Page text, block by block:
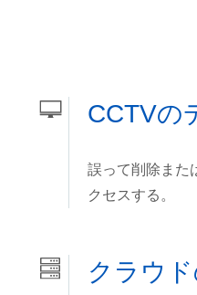
CCTVの
誤って削除また
クセスする。
クラウ